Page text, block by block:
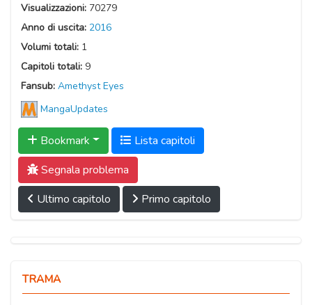
Visualizzazioni: 70279
Anno di uscita: 2016
Volumi totali: 1
Capitoli totali: 9
Fansub: Amethyst Eyes
MangaUpdates
Bookmark
Lista capitoli
Segnala problema
Ultimo capitolo
Primo capitolo
TRAMA